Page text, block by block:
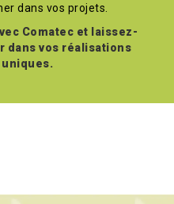
dans vos projets.
Comatec et laissez-
dans vos réalisations